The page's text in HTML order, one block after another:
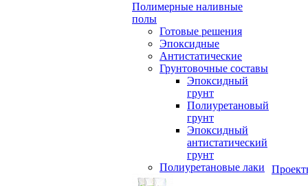
Полимерные наливные
полы
Готовые решения
Эпоксидные
Антистатические
Грунтовочные составы
Эпоксидный
грунт
Полиуретановый
грунт
Эпоксидный
антистатический
грунт
Полиуретановые лаки